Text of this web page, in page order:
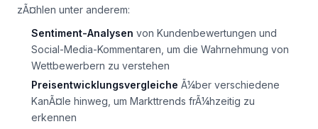
zÃ¤hlen unter anderem:
Sentiment-Analysen von Kundenbewertungen und
Social-Media-Kommentaren, um die Wahrnehmung von
Wettbewerbern zu verstehen
Preisentwicklungsvergleiche Ã¼ber verschiedene
KanÃ¤le hinweg, um Markttrends frÃ¼hzeitig zu
erkennen